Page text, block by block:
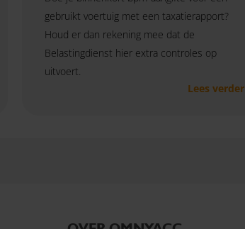
gebruikt voertuig met een taxatierapport?
Houd er dan rekening mee dat de
Belastingdienst hier extra controles op
uitvoert.
Lees verder